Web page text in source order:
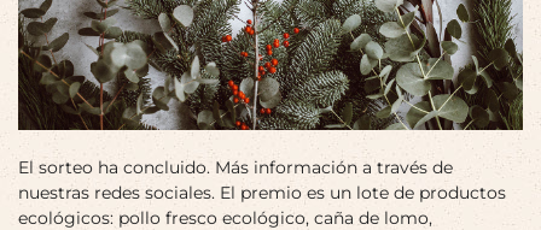
El sorteo ha concluido. Más información a través de
nuestras redes sociales. El premio es un lote de productos
ecológicos: pollo fresco ecológico, caña de lomo,